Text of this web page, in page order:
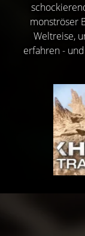
monströser
Weltreise,
erfahren -